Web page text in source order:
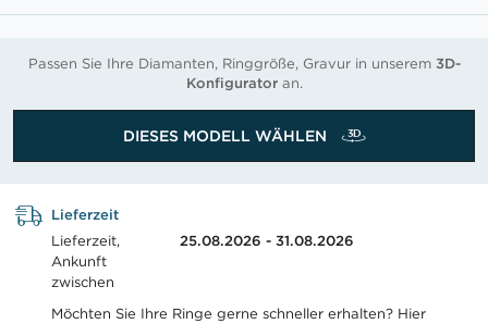
Passen Sie Ihre Diamanten, Ringgröße, Gravur in unserem 3D-
Konfiguratoran.
DIESES MODELL WÄHLEN
Lieferzeit
Lieferzeit,
Ankunft
zwischen
25.08.2026 - 31.08.2026
Möchten Sie Ihre Ringe gerne schneller erhalten? Hier